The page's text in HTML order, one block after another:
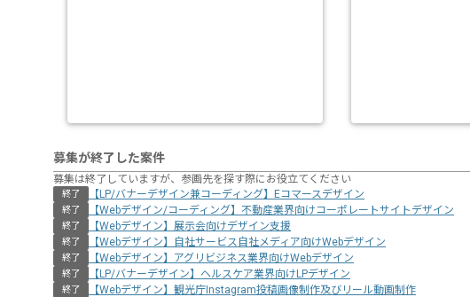
募集が終了した案件
募集は終了していますが、参画先を探す際にお役立てください
終了 【LP/バナーデザイン兼コーディング】Eコマースデザイン
終了 【Webデザイン/コーディング】不動産業界向けコーポレートサイトデザイン
終了 【Webデザイン】展示会向けデザイン支援
終了 【Webデザイン】自社サービス自社メディア向けWebデザイン
終了 【Webデザイン】アグリビジネス業界向けWebデザイン
終了 【LP/バナーデザイン】ヘルスケア業界向けLPデザイン
終了 【Webデザイン】観光庁Instagram投稿画像制作及びリール動画制作